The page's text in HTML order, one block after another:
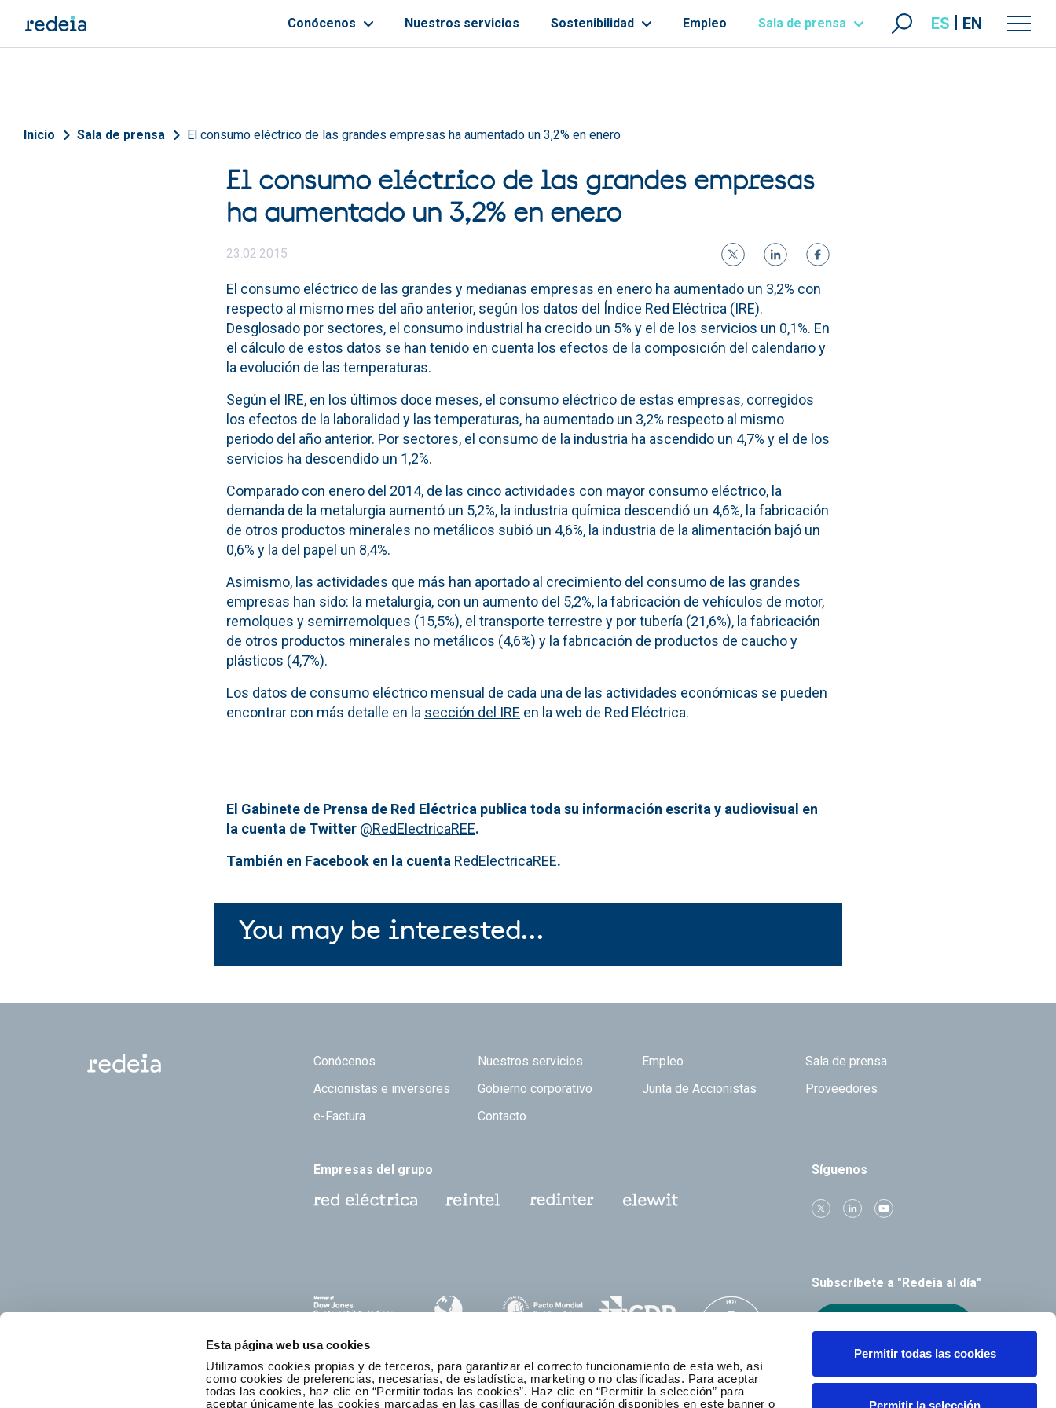
Esta página web usa cookies
Utilizamos cookies propias y de terceros, para garantizar el correcto funcionamiento de esta web, así
como cookies de preferencias, necesarias, de estadística, marketing o no clasificadas. Para aceptar
todas las cookies, haz clic en “Permitir todas las cookies”. Haz clic en “Permitir la selección” para
aceptar únicamente las cookies marcadas en las casillas de configuración disponibles en este banner o
Permitir todas las cookies
Permitir la selección
Conócenos Nuestros servicios Sostenibilidad Empleo Sala de prensa ES EN
Sobrescribir enlaces de ayuda a la navegación
Inicio Sala de prensa El consumo eléctrico de las grandes empresas ha aumentado un 3,2% en enero
El consumo eléctrico de las grandes empresas
ha aumentado un 3,2% en enero
23.02.2015
El consumo eléctrico de las grandes y medianas empresas en enero ha aumentado un 3,2% con
respecto al mismo mes del año anterior, según los datos del Índice Red Eléctrica (IRE).
Desglosado por sectores, el consumo industrial ha crecido un 5% y el de los servicios un 0,1%. En
el cálculo de estos datos se han tenido en cuenta los efectos de la composición del calendario y
la evolución de las temperaturas.
Según el IRE, en los últimos doce meses, el consumo eléctrico de estas empresas, corregidos
los efectos de la laboralidad y las temperaturas, ha aumentado un 3,2% respecto al mismo
periodo del año anterior. Por sectores, el consumo de la industria ha ascendido un 4,7% y el de los
servicios ha descendido un 1,2%.
Comparado con enero del 2014, de las cinco actividades con mayor consumo eléctrico, la
demanda de la metalurgia aumentó un 5,2%, la industria química descendió un 4,6%, la fabricación
de otros productos minerales no metálicos subió un 4,6%, la industria de la alimentación bajó un
0,6% y la del papel un 8,4%.
Asimismo, las actividades que más han aportado al crecimiento del consumo de las grandes
empresas han sido: la metalurgia, con un aumento del 5,2%, la fabricación de vehículos de motor,
remolques y semirremolques (15,5%), el transporte terrestre y por tubería (21,6%), la fabricación
de otros productos minerales no metálicos (4,6%) y la fabricación de productos de caucho y
plásticos (4,7%).
Los datos de consumo eléctrico mensual de cada una de las actividades económicas se pueden
encontrar con más detalle en la sección del IRE en la web de Red Eléctrica.
El Gabinete de Prensa de Red Eléctrica publica toda su información escrita y audiovisual en
la cuenta de Twitter @RedElectricaREE.
También en Facebook en la cuenta RedElectricaREE.
You may be interested...
Footer TOP
Conócenos Nuestros servicios Empleo
Sala de prensa
Accionistas e inversores
Gobierno corporativo Junta de Accionistas
Proveedores
e-Factura
Contacto
Empresas del grupo Síguenos
Subscríbete a "Redeia al día"
Recibe el boletín